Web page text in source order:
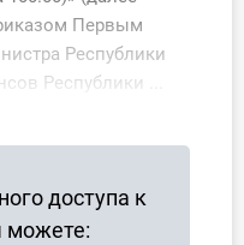
Первым
Республики
Республики ...
доступа к
можете: